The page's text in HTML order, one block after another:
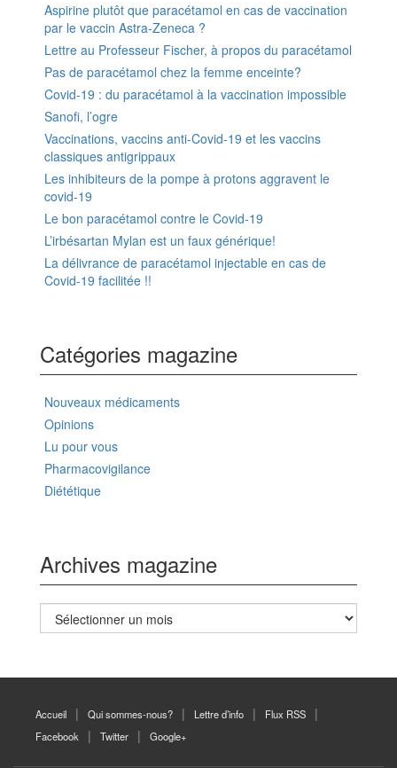
Aspirine plutôt que paracétamol en cas de vaccination
par le vaccin Astra-Zeneca ?
Lettre au Professeur Fischer, à propos du paracétamol
Pas de paracétamol chez la femme enceinte?
Covid-19 : du paracétamol à la vaccination impossible
Sanofi, l’ogre
Vaccinations, vaccins anti-Covid-19 et les vaccins
classiques antigrippaux
Les inhibiteurs de la pompe à protons aggravent le
covid-19
Le bon paracétamol contre le Covid-19
L’irbésartan Mylan est un faux générique!
La délivrance de paracétamol injectable en cas de
Covid-19 facilitée !!
Catégories magazine
Nouveaux médicaments
Opinions
Lu pour vous
Pharmacovigilance
Diététique
Archives magazine
Archives
magazine
Accueil Qui sommes-nous? Lettre d’info
Flux RSS
Facebook
Twitter Google+